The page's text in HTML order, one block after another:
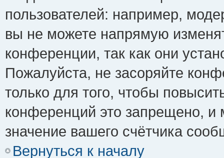
пользователей: например,
вы не можете напрямую
конференции, так как они
Пожалуйста, не засоряйте
только для того, чтобы
конференций это запрещено, и
значение вашего счётчика
Вернуться к началу